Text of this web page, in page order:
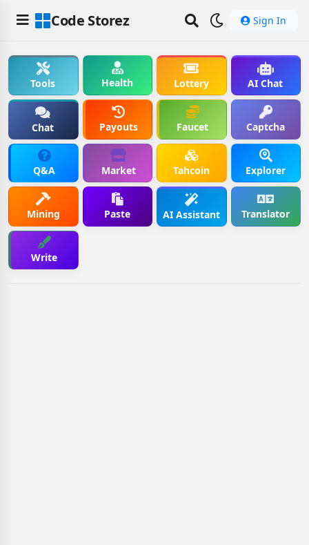
Code Storez Sign In
Tools Health Lottery AI Chat
Chat Payouts Faucet Captcha
Q&A Market Tahcoin Explorer
Mining Paste AI Assistant Translator
Write